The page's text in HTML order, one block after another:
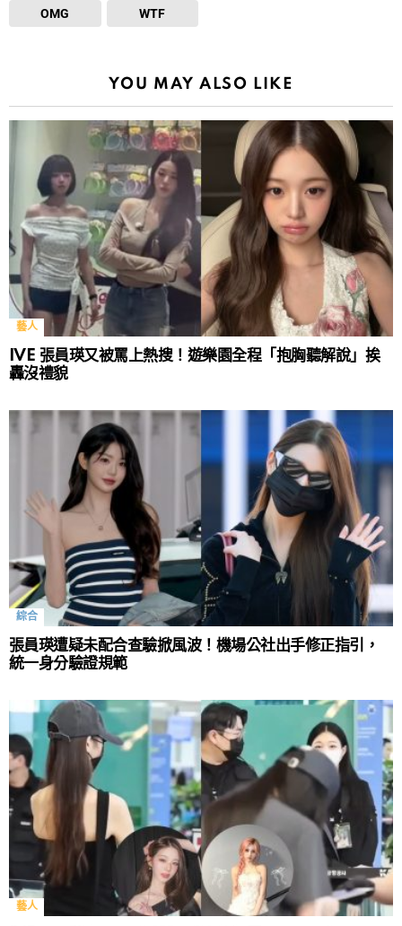
OMG WTF
YOU MAY ALSO LIKE
藝人
IVE 張員瑛又被罵上熱搜！遊樂園全程「抱胸聽解說」挨
轟沒禮貌
綜合
張員瑛遭疑未配合查驗掀風波！機場公社出手修正指引，
統一身分驗證規範
藝人